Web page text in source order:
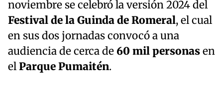
noviembre se celebró la versión 2024 del
Festival de la Guinda de Romeral, el cual
en sus dos jornadas convocó a una
audiencia de cerca de 60 mil personasen
elParque Pumaitén.